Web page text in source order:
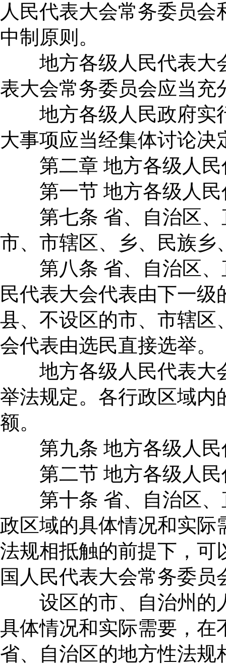
人民代表大会常务委员
中制原则。
地方各级人民代表大
表大会常务委员会应当充
地方各级人民政府实
大事项应当经集体讨论决
第二章 地方各级人民
第一节 地方各级人民
第七条 省、自治区、
市、市辖区、乡、民族乡
第八条 省、自治区、
民代表大会代表由下一
县、不设区的市、市辖区
会代表由选民直接选举。
地方各级人民代表大
举法规定。各行政区域内
额。
第九条 地方各级人民
第二节 地方各级人民
第十条 省、自治区、
政区域的具体情况和实际
法规相抵触的前提下，可
国人民代表大会常务委员
设区的市、自治州的
具体情况和实际需要，在
省、自治区的地方性法规